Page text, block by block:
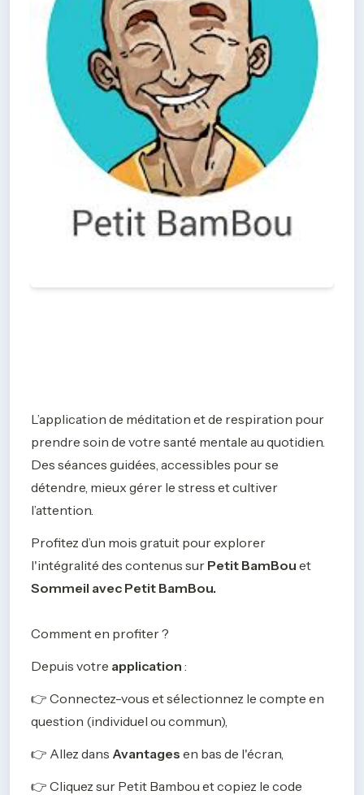
L’application de méditation et de respiration pour
prendre soin de votre santé mentale au quotidien.
Des séances guidées, accessibles pour se
détendre, mieux gérer le stress et cultiver
l’attention.
Profitez d’un mois gratuit pour explorer
l'intégralité des contenus sur Petit BamBou
Comment en profiter ?
Depuis votre application :
👉 Connectez-vous et sélectionnez le compte en
question (individuel ou commun),
👉 Allez dans Avantages en bas de l'écran,
👉 Cliquez sur Petit Bambou et copiez le code